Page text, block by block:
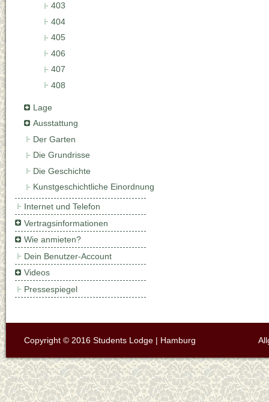
403
404
405
406
407
408
Lage
Ausstattung
Der Garten
Die Grundrisse
Die Geschichte
Kunstgeschichtliche Einordnung
Internet und Telefon
Vertragsinformationen
Wie anmieten?
Dein Benutzer-Account
Videos
Pressespiegel
Copyright © 2016 Students Lodge | Hamburg